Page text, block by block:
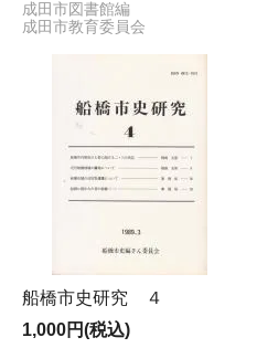
成田市図書館編
成田市教育委員会
船橋市史研究 ４
1,000円(税込)